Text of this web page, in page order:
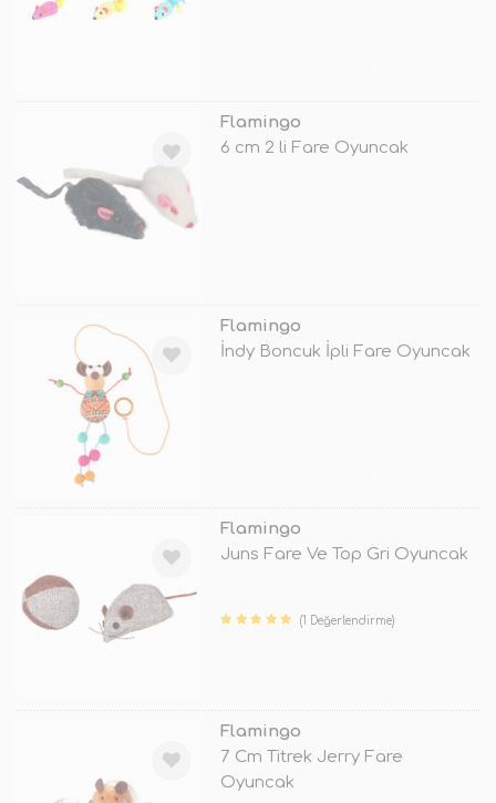
Flamingo
6 cm 2 li Fare Oyuncak
Flamingo
İndy Boncuk İpli Fare Oyuncak
Flamingo
Juns Fare Ve Top Gri Oyuncak
(1 Değerlendirme)
Flamingo
7 Cm Titrek Jerry Fare
Oyuncak